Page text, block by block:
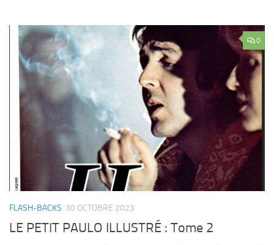
0
FLASH-BACKS 30 OCTOBRE 2023
LE PETIT PAULO ILLUSTRÉ : Tome 2